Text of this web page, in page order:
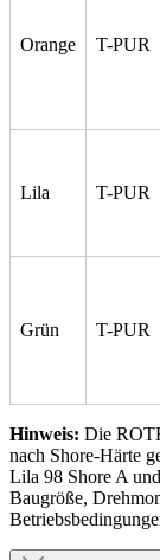
Orange T-PUR
Lila T-PUR
Grün T-PUR
Hinweis: Die
nach Shore-Härte
Lila 98 Shore A
Baugröße,